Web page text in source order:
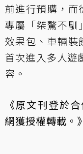
前進行預購，而
專屬「桀驁不馴
效果包、車輛裝
首次進入多人遊
容。
《原文刊登於
網獲授權轉載。》